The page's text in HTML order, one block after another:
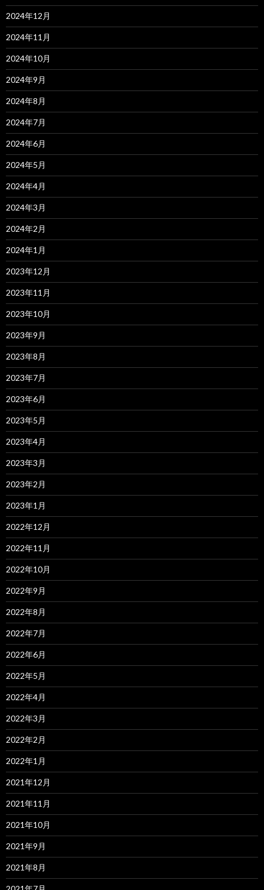
2024年12月
2024年11月
2024年10月
2024年9月
2024年8月
2024年7月
2024年6月
2024年5月
2024年4月
2024年3月
2024年2月
2024年1月
2023年12月
2023年11月
2023年10月
2023年9月
2023年8月
2023年7月
2023年6月
2023年5月
2023年4月
2023年3月
2023年2月
2023年1月
2022年12月
2022年11月
2022年10月
2022年9月
2022年8月
2022年7月
2022年6月
2022年5月
2022年4月
2022年3月
2022年2月
2022年1月
2021年12月
2021年11月
2021年10月
2021年9月
2021年8月